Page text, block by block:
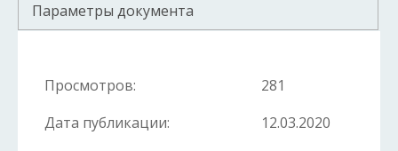
Параметры документа
Просмотров:
281
Дата публикации:
12.03.2020